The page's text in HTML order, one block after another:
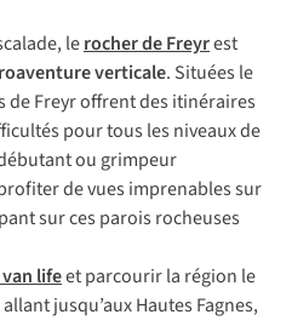
lerocher de Freyrest
verticale. Situées le
de Freyr offrent des itinéraires
pour tous les niveaux de
ou grimpeur
de vues imprenables sur
sur ces parois rocheuses
lifeet parcourir la région le
jusqu’aux Hautes Fagnes,